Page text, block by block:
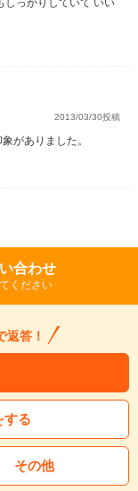
しっかりしていて いい
2013/03/30投稿
がありました。
合わせ
ください
返答！
する
その他